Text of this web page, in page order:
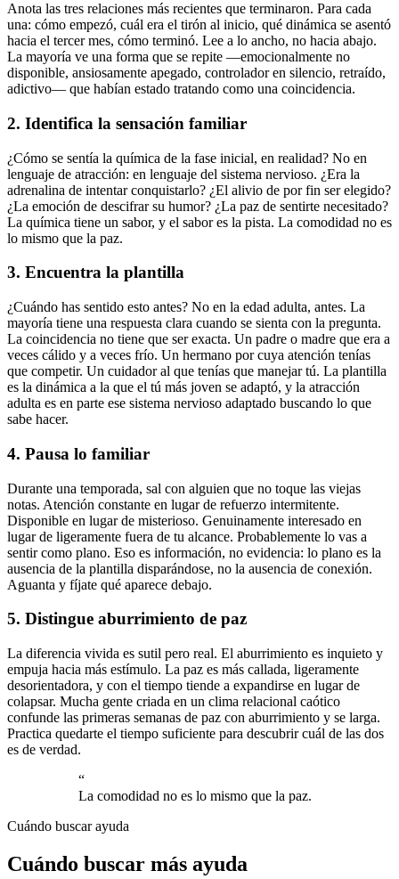
Anota las tres relaciones más recientes que terminaron. Para cada
una: cómo empezó, cuál era el tirón al inicio, qué dinámica se asentó
hacia el tercer mes, cómo terminó. Lee a lo ancho, no hacia abajo.
La mayoría ve una forma que se repite —emocionalmente no
disponible, ansiosamente apegado, controlador en silencio, retraído,
adictivo— que habían estado tratando como una coincidencia.
2. Identifica la sensación familiar
¿Cómo se sentía la química de la fase inicial, en realidad? No en
lenguaje de atracción: en lenguaje del sistema nervioso. ¿Era la
adrenalina de intentar conquistarlo? ¿El alivio de por fin ser elegido?
¿La emoción de descifrar su humor? ¿La paz de sentirte necesitado?
La química tiene un sabor, y el sabor es la pista. La comodidad no es
lo mismo que la paz.
3. Encuentra la plantilla
¿Cuándo has sentido esto antes? No en la edad adulta, antes. La
mayoría tiene una respuesta clara cuando se sienta con la pregunta.
La coincidencia no tiene que ser exacta. Un padre o madre que era a
veces cálido y a veces frío. Un hermano por cuya atención tenías
que competir. Un cuidador al que tenías que manejar tú. La plantilla
es la dinámica a la que el tú más joven se adaptó, y la atracción
adulta es en parte ese sistema nervioso adaptado buscando lo que
sabe hacer.
4. Pausa lo familiar
Durante una temporada, sal con alguien que no toque las viejas
notas. Atención constante en lugar de refuerzo intermitente.
Disponible en lugar de misterioso. Genuinamente interesado en
lugar de ligeramente fuera de tu alcance. Probablemente lo vas a
sentir como plano. Eso es información, no evidencia: lo plano es la
ausencia de la plantilla disparándose, no la ausencia de conexión.
Aguanta y fíjate qué aparece debajo.
5. Distingue aburrimiento de paz
La diferencia vivida es sutil pero real. El aburrimiento es inquieto y
empuja hacia más estímulo. La paz es más callada, ligeramente
desorientadora, y con el tiempo tiende a expandirse en lugar de
colapsar. Mucha gente criada en un clima relacional caótico
confunde las primeras semanas de paz con aburrimiento y se larga.
Practica quedarte el tiempo suficiente para descubrir cuál de las dos
es de verdad.
“
La comodidad no es lo mismo que la paz.
Cuándo buscar ayuda
Cuándo buscar más ayuda